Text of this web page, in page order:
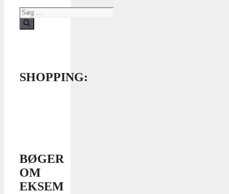
Søg
efter:
SHOPPING:
BØGER
OM
EKSEM